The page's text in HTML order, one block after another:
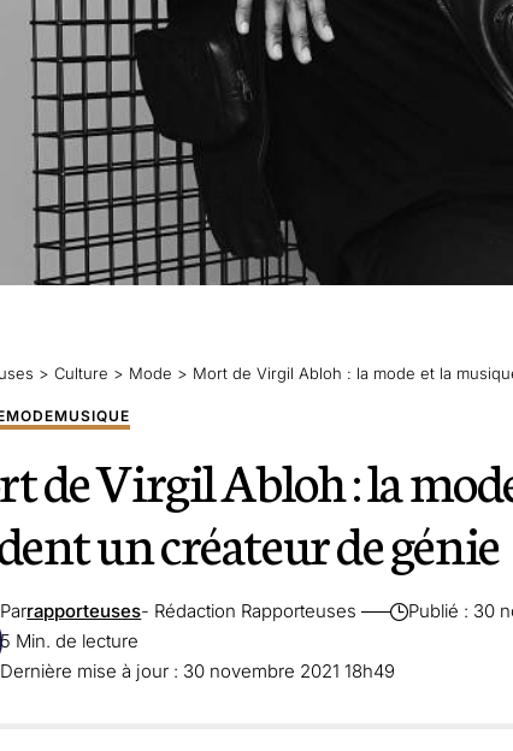
> Culture > Mode > Mort de Virgil Abloh : la mode et la
MODEMUSIQUE
de Virgil Abloh : la
un créateur de génie
Dernière mise à jour : 30 novembre 2021 18h49
Parrapporteuses- Rédaction Rapporteuses
Publié : 30
5 Min. de lecture